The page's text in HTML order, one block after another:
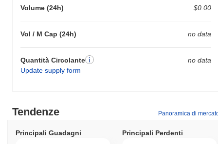
Volume (24h) $0.00
Vol / M Cap (24h) no data
Quantità Circolante
Update supply form
no data
Tendenze Panoramica di
Principali Guadagni Principali Perdenti